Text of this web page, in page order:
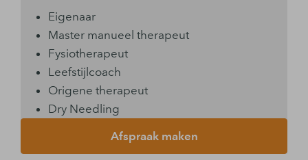
Eigenaar
Master manueel therapeut
Fysiotherapeut
Leefstijlcoach
Origene therapeut
Dry Needling
Afspraak maken